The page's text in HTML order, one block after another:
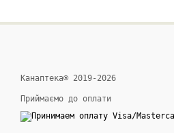
Канаптека® 2019-2026
Приймаємо до оплати